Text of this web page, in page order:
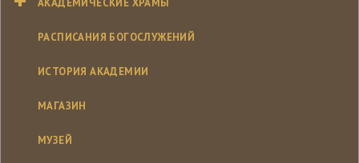
АКАДЕМИЧЕСКИЕ ХРАМЫ
РАСПИСАНИЯ БОГОСЛУЖЕНИЙ
ИСТОРИЯ АКАДЕМИИ
МАГАЗИН
МУЗЕЙ